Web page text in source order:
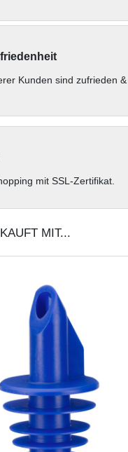
Kunden sind zufrieden
mit SSL-Zertifikat.
MIT...